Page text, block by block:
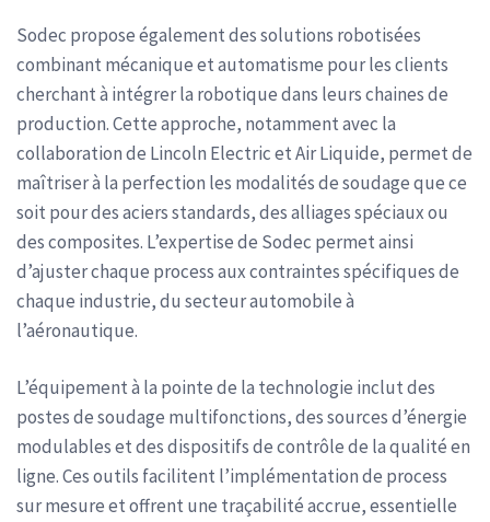
Sodec propose également des solutions robotisées
combinant mécanique et automatisme pour les clients
cherchant à intégrer la robotique dans leurs chaines de
production. Cette approche, notamment avec la
collaboration de Lincoln Electric et Air Liquide, permet de
maîtriser à la perfection les modalités de soudage que ce
soit pour des aciers standards, des alliages spéciaux ou
des composites. L’expertise de Sodec permet ainsi
d’ajuster chaque process aux contraintes spécifiques de
chaque industrie, du secteur automobile à
l’aéronautique.
L’équipement à la pointe de la technologie inclut des
postes de soudage multifonctions, des sources d’énergie
modulables et des dispositifs de contrôle de la qualité en
ligne. Ces outils facilitent l’implémentation de process
sur mesure et offrent une traçabilité accrue, essentielle